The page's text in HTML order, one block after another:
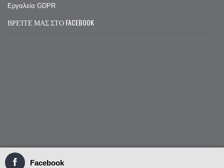
Εργαλεία GDPR
ΒΡΕΊΤΕ ΜΑΣ ΣΤΟ FACEBOOK
Facebook